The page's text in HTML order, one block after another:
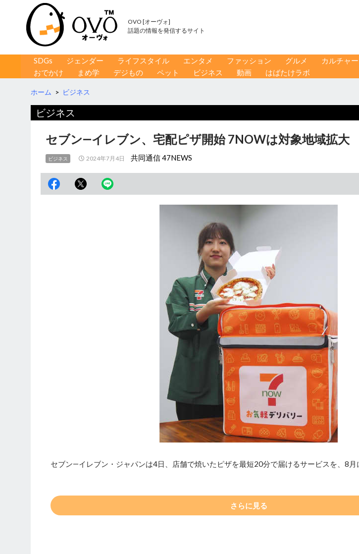
OVO [オーヴォ]
話題の情報を発信するサイト
コンテンツへ移動
SDGs ジェンダー ライフスタイル エンタメ ファッション グルメ カルチャー
おでかけ
まめ学 デジもの ペット ビジネス 動画 はばたけラボ
ホーム > ビジネス
ビジネス
セブン―イレブン、宅配ピザ開始 7NOWは対象地域拡大
ビジネス 2024年7月4日 共同通信 47NEWS
セブン―イレブン・ジャパンは4日、店舗で焼いたピザを最短20分で届けるサービスを、8
さらに見る